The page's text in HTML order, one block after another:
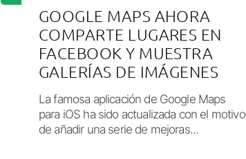
GOOGLE MAPS AHORA
COMPARTE LUGARES EN
FACEBOOK Y MUESTRA
GALERÍAS DE IMÁGENES
La famosa aplicación de Google Maps
para iOS ha sido actualizada con el motivo
de añadir una serie de mejoras...